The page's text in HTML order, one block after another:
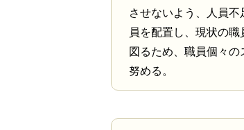
させないよう、人員
員を配置し、現状の
図るため、職員個々
努める。